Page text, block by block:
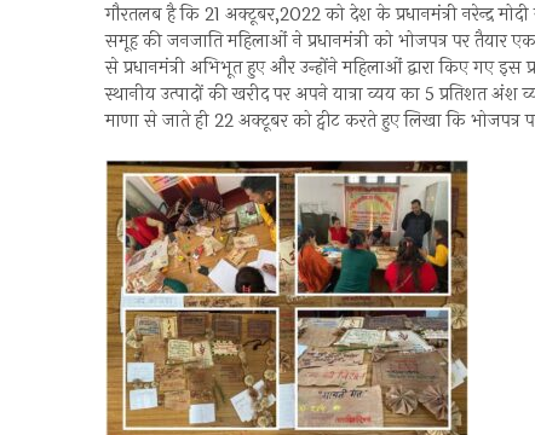
गौरतलब है कि 21 अक्टूबर,2022 को देश के प्रधानमंत्री नरेन्द्र
समूह की जनजाति महिलाओं ने प्रधानमंत्री को भोजपत्र पर तैयार
से प्रधानमंत्री अभिभूत हुए और उन्होंने महिलाओं द्वारा किए गए इस
स्थानीय उत्पादों की खरीद पर अपने यात्रा व्यय का 5 प्रतिशत
माणा से जाते ही 22 अक्टूबर को ट्वीट करते हुए लिखा कि